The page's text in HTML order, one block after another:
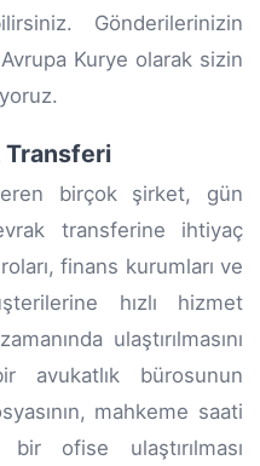
Gönderilerinizin
Kurye olarak sizin
Transferi
birçok şirket, gün
transferine ihtiyaç
finans kurumları ve
hızlı hizmet
ulaştırılmasını
avukatlık bürosunun
mahkeme saati
ofise ulaştırılması